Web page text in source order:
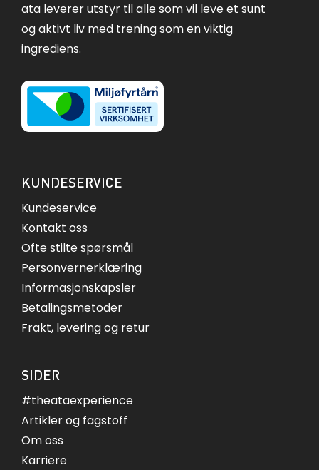
ata leverer utstyr til alle som vil leve et sunt
og aktivt liv med trening som en viktig
ingrediens.
KUNDESERVICE
Kundeservice
Kontakt oss
Ofte stilte spørsmål
Personvernerklæring
Informasjonskapsler
Betalingsmetoder
Frakt, levering og retur
SIDER
#theataexperience
Artikler og fagstoff
Om oss
Karriere